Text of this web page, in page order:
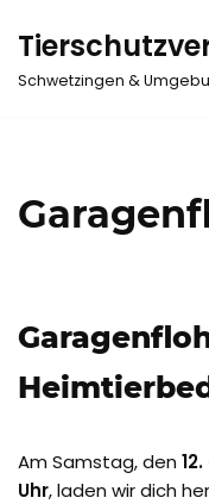
Zum
Inhalt
Schwetzingen &
Am Samstag, den
Uhr, laden wir dich